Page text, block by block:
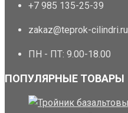
+7 985 135-25-39
zakaz@teprok-cilindri.ru
ПН - ПТ: 9.00-18.00
ПОПУЛЯРНЫЕ ТОВАРЫ